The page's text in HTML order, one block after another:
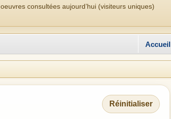
oeuvres consultées aujourd’hui (visiteurs uniques)
Accueil
Réinitialiser